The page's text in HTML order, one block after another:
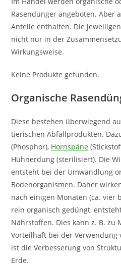
Rasendünger angeboten. Aber
Anteile enthalten. Die
nicht nur in der
Wirkungsweise.
Keine Produkte gefunden.
Organische
Diese bestehen überwiegend
tierischen Abfallprodukten.
(Phosphor), Hornspäne
Hühnerdung (sterilisiert). Die
entsteht bei der Umwandlung
Bodenorganismen. Daher
nach einigen Monaten (ca. vier
rein organisch gedüngt,
Nährstoffen. Dies kann z. B. zu
Vorteilhaft bei der Verwendung
ist die Verbesserung von
Erde.